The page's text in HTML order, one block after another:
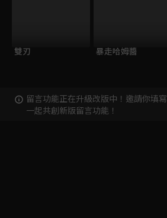
雙刃 暴走哈姆醬
留言功能正在升級改版中！邀請你填寫
一起共創新版留言功能！